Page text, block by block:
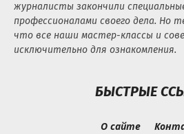
журналисты закончили
профессионалами своего дела. Но
что все наши мастер-классы и
исключительно для ознакомления.
БЫСТРЫЕ
О сайте